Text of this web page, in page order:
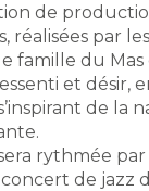
de
réalisées par
famille du
et désir,
de la
rythmée
de jazz